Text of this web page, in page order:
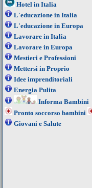
Hotel in Italia
L'educazione in Italia
L'educazione in Europa
Lavorare in Italia
Lavorare in Europa
Mestieri e Professioni
Mettersi in Proprio
Idee imprenditoriali
Energia Pulita
Informa Bambini
Pronto soccorso bambini
Giovani e Salute